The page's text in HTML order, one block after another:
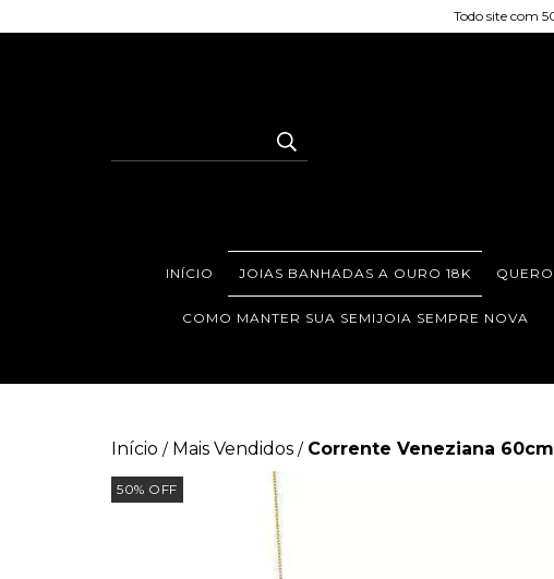
Todo site com
INÍCIO JOIAS BANHADAS A OURO 18K
COMO MANTER SUA SEMIJOIA SEMPRE NOVA
Início / Mais Vendidos / Corrente Veneziana 60cm
50% OFF